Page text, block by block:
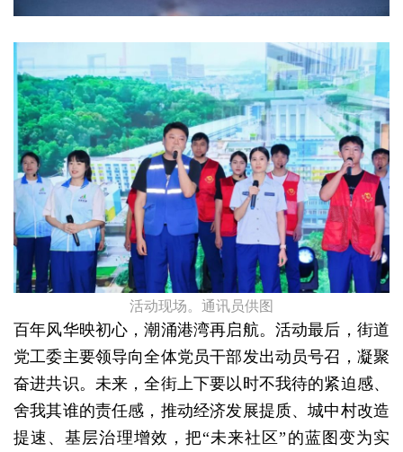
活动现场。通讯员供图
百年风华映初心，潮涌港湾再启航。活动最后，街道
党工委主要领导向全体党员干部发出动员号召，凝聚
奋进共识。未来，全街上下要以时不我待的紧迫感、
舍我其谁的责任感，推动经济发展提质、城中村改造
提速、基层治理增效，把“未来社区”的蓝图变为实